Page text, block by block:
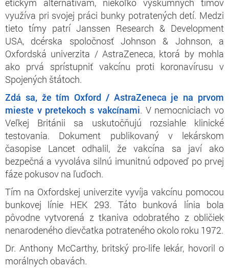
etickým alternatívam, niekoľko výskumných tímov
využíva pri svojej práci bunky potratených detí. Medzi
tieto tímy patrí Janssen Research & Development
USA, dcérska spoločnosť Johnson & Johnson, a
Oxfordská univerzita / AstraZeneca, ktorá by mohla
ako prvá sprístupniť vakcínu proti koronavírusu v
Spojených štátoch.
Zdá sa, že tím Oxford / AstraZeneca je na prvom
mieste v pretekoch s vakcínami. V nemocniciach vo
Veľkej Británii sa uskutočňujú rozsiahle klinické
testovania. Dokument publikovaný v lekárskom
časopise Lancet odhalil, že vakcína sa javí ako
bezpečná a vyvoláva silnú imunitnú odpoveď po prvej
fáze pokusov na ľuďoch.
Tím na Oxfordskej univerzite vyvíja vakcínu pomocou
bunkovej línie HEK 293. Táto bunková línia bola
pôvodne vytvorená z tkaniva odobratého z obličiek
nenarodeného dievčatka potrateného okolo roku 1972.
Dr. Anthony McCarthy, britský pro-life lekár, hovoril o
morálnych obavách.